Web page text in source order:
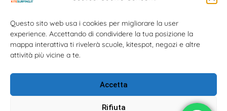
Questo sito web usa i cookies per migliorare la user
experience. Accettando di condividere la tua posizione la
mappa interattiva ti rivelerà scuole, kitespot, negozi e altre
attività più vicine a te.
Accetta
Rifiuta